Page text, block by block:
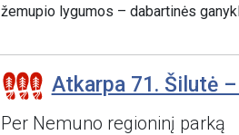
žemupio lygumos – dabartinės
Atkarpa 71. Šilutė
Per Nemuno regioninį parką